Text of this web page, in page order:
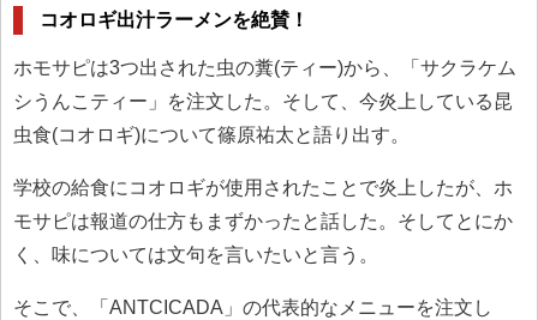
コオロギ出汁ラーメンを絶賛！
ホモサピは3つ出された虫の糞(ティー)から、「サクラケム
シうんこティー」を注文した。そして、今炎上している昆
虫食(コオロギ)について篠原祐太と語り出す。
学校の給食にコオロギが使用されたことで炎上したが、ホ
モサピは報道の仕方もまずかったと話した。そしてとにか
く、味については文句を言いたいと言う。
そこで、「ANTCICADA」の代表的なメニューを注文し